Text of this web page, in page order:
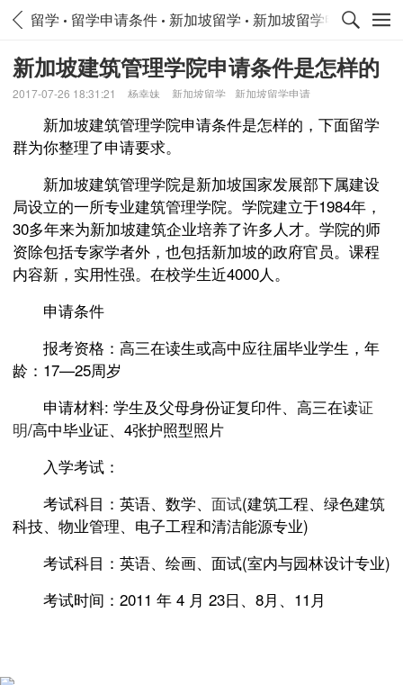
留学 留学申请条件 新加坡留学 新加坡留学申请条件
新加坡建筑管理学院申请条件是怎样的
2017-07-26 18:31:21 杨幸妹 新加坡留学 新加坡留学申请
新加坡建筑管理学院申请条件是怎样的，下面留学
群为你整理了申请要求。
新加坡建筑管理学院是新加坡国家发展部下属建设
局设立的一所专业建筑管理学院。学院建立于1984年，
30多年来为新加坡建筑企业培养了许多人才。学院的师
资除包括专家学者外，也包括新加坡的政府官员。课程
内容新，实用性强。在校学生近4000人。
申请条件
报考资格：高三在读生或高中应往届毕业学生，年
龄：17—25周岁
申请材料: 学生及父母身份证复印件、高三在读证
明/高中毕业证、4张护照型照片
入学考试：
考试科目：英语、数学、 面试(建筑工程、绿色建筑
科技、物业管理、电子工程和清洁能源专业)
考试科目：英语、绘画、面试(室内与园林设计专业)
考试时间：2011 年 4 月 23日、8月、11月